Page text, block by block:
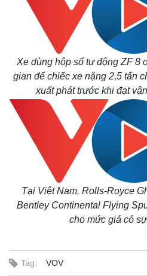
Xe dùng hộp số tự động ZF 8
gian để chiếc xe nặng 2,5 tấn
xuất phát trước khi đạt
Tại Việt Nam, Rolls-Royce
Bentley Continental Flying
cho mức giá có
Tag: VOV